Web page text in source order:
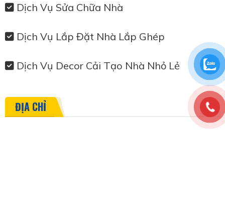
Dịch Vụ Sửa Chữa Nhà
Dịch Vụ Lắp Đặt Nhà Lắp Ghép
Dịch Vụ Decor Cải Tạo Nhà Nhỏ Lẻ
ĐỊA CHỈ